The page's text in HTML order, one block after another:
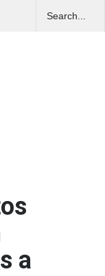
a